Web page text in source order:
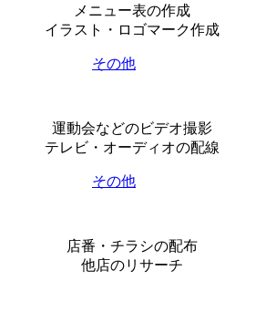
メニュー表の作成
イラスト・ロゴマーク作成
その他
運動会などのビデオ撮影
テレビ・オーディオの配線
その他
店番・チラシの配布
他店のリサーチ